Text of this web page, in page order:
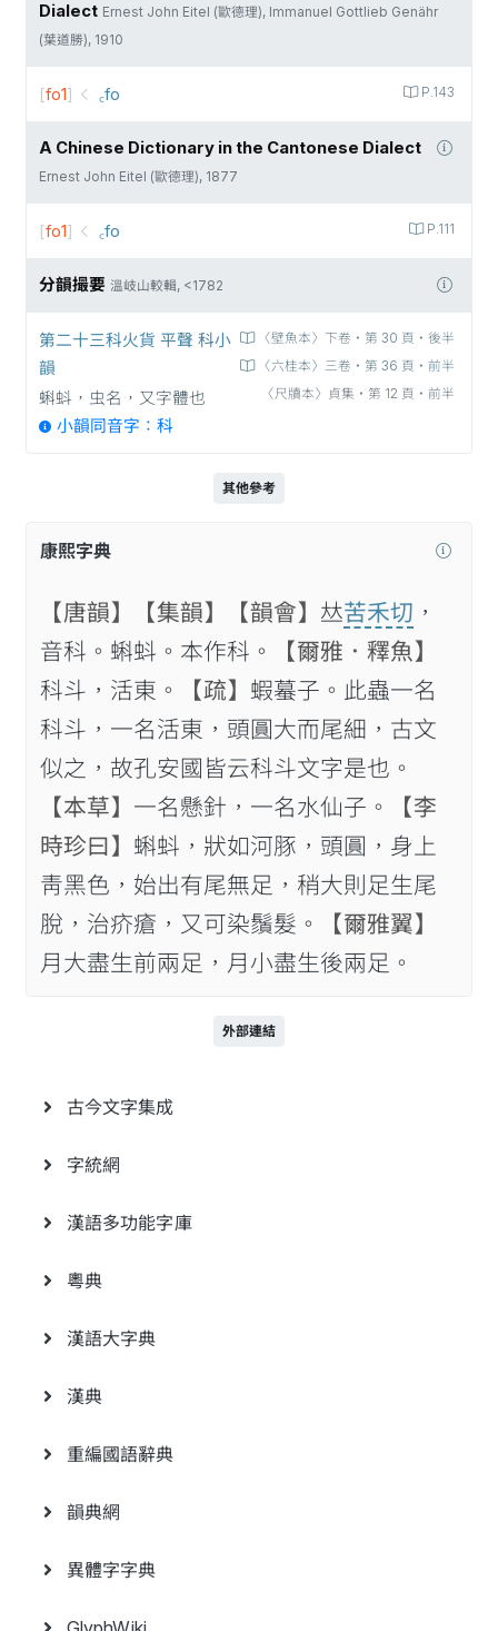
Dialect Ernest John Eitel (歐德理), Immanuel Gottlieb Genähr
(葉道勝), 1910
P.143
[fo1] ꜀fo
A Chinese Dictionary in the Cantonese Dialect
Ernest John Eitel (歐德理), 1877
P.111
[fo1] ꜀fo
分韻撮要 溫岐山較輯, <1782
〈壁魚本〉下卷‧第 30 頁‧後半
〈六桂本〉三卷‧第 36 頁‧前半
〈尺牘本〉貞集‧第 12 頁‧前半
第二十三科火貨 平聲 科小
韻
蝌蚪，虫名，又字體也
小韻同音字：科
其他參考
康熙字典
【唐韻】 【集韻】 【韻會】 𠀤苦禾切 ，
音科。蝌蚪。本作科。
【爾雅．釋魚】
科斗，活東。
【疏】 蝦蟇子。此蟲一名
科斗，一名活東，頭圓大而尾細，古文
似之，故孔安國皆云科斗文字是也。
【本草】 一名懸針，一名水仙子。
【李
時珍曰】 蝌蚪，狀如河豚，頭圓，身上
靑黑色，始出有尾無足，稍大則足生尾
脫，治疥瘡，又可染鬚髮。
【爾雅翼】
月大盡生前兩足，月小盡生後兩足。
外部連結
古今文字集成
字統網
漢語多功能字庫
粵典
漢語大字典
漢典
重編國語辭典
韻典網
異體字字典